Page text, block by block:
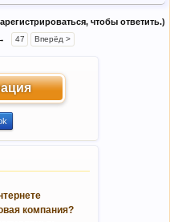
чтобы ответить.)
47 Вперёд >
компания?